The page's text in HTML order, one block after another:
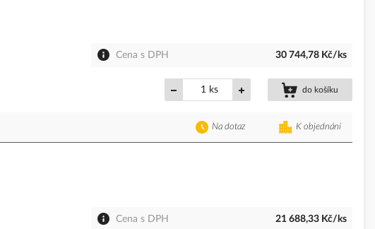
Cena s DPH 30 744,78 Kč/ks
ks do košíku
K objednání
Na dotaz
Cena s DPH 21 688,33 Kč/ks